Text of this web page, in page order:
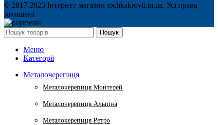
© 2017-2023 Інтернет-магазин tochkakrovli.in.ua. Усі права
захищені.
Пошук
Меню
Категорії
Металочерепиця
Металочерепиця Монтерей
Металочерепиця Альпіна
Металочерепиця Ретро